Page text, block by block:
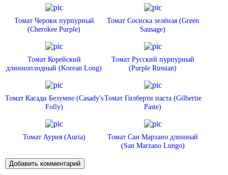
Томат Чероки пурпурный
(Cherokee Purple)
Томат Сосиска зелёная (Green
Sausage)
Томат Корейский
длинноплодный (Korean Long)
Томат Русский пурпурный
(Purple Russian)
Томат Касади Безумие (Casady's
Folly)
Томат Гилберти паста (Gilbertie
Paste)
Томат Аурия (Auria)
Томат Сан Марзано длинный
(San Marzano Lungo)